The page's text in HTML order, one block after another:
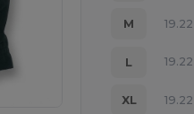
M 19.22
L 19.22
XL 19.22